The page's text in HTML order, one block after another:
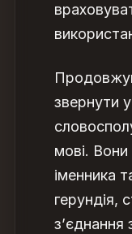
звернути
мові.
іменника
герундія,
з’єднання